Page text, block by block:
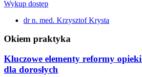
Wykup dostęp
dr n. med. Krzysztof Krysta
Okiem praktyka
Kluczowe elementy reformy
dla dorosłych